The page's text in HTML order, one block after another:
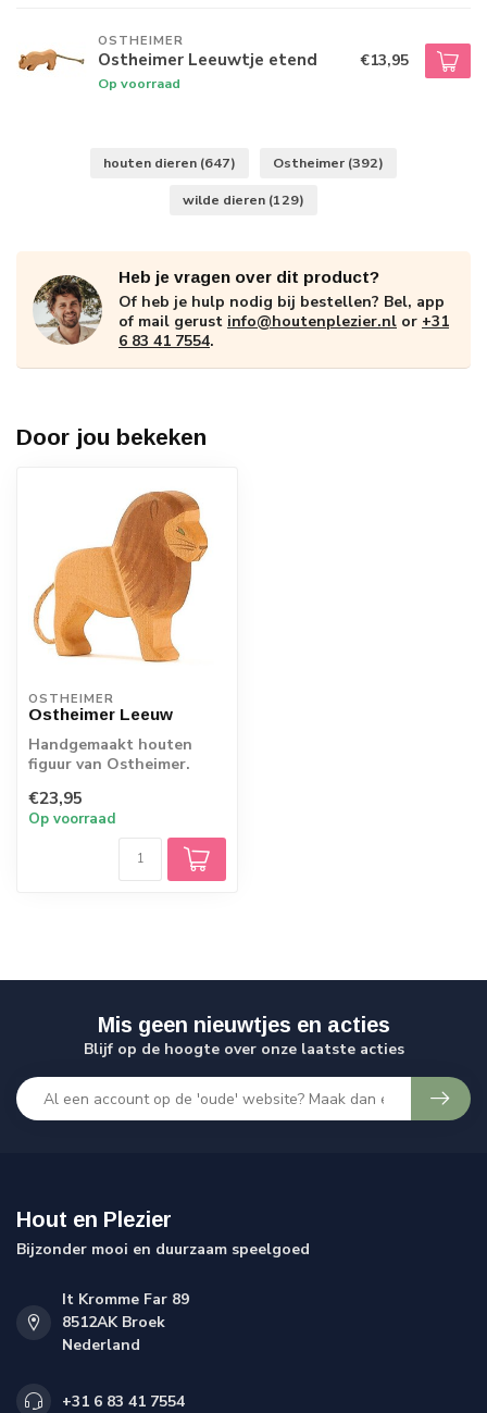
OSTHEIMER
Ostheimer Leeuwtje etend
Op voorraad
€13,95
houten dieren (647) Ostheimer (392)
wilde dieren (129)
Heb je vragen over dit product?
Of heb je hulp nodig bij bestellen? Bel, app
of mail gerust info@houtenplezier.nl or +31
6 83 41 7554.
Door jou bekeken
OSTHEIMER
Ostheimer Leeuw
Handgemaakt houten
figuur van Ostheimer.
€23,95
Op voorraad
Mis geen nieuwtjes en acties
Blijf op de hoogte over onze laatste acties
Hout en Plezier
Bijzonder mooi en duurzaam speelgoed
It Kromme Far 89
8512AK Broek
Nederland
+31 6 83 41 7554